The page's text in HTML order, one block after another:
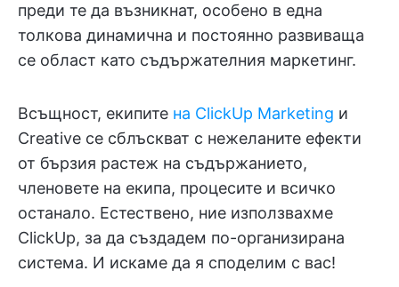
преди те да възникнат, особено в една
толкова динамична и постоянно развиваща
се област като съдържателния маркетинг.
Всъщност, екипите на ClickUp Marketing и
Creative се сблъскват с нежеланите ефекти
от бързия растеж на съдържанието,
членовете на екипа, процесите и всичко
останало. Естествено, ние използвахме
ClickUp, за да създадем по-организирана
система. И искаме да я споделим с вас!